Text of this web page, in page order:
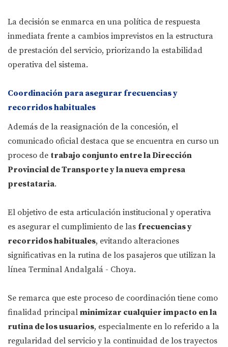
La decisión se enmarca en una política de respuesta
inmediata frente a cambios imprevistos en la estructura
de prestación del servicio, priorizando la estabilidad
operativa del sistema.
Coordinación para asegurar frecuencias y
recorridos habituales
Además de la reasignación de la concesión, el
comunicado oficial destaca que se encuentra en curso un
proceso de trabajo conjunto entre la Dirección
Provincial de Transporte y la nueva empresa
prestataria.
El objetivo de esta articulación institucional y operativa
es asegurar el cumplimiento de las frecuencias y
recorridos habituales, evitando alteraciones
significativas en la rutina de los pasajeros que utilizan la
línea Terminal Andalgalá - Choya.
Se remarca que este proceso de coordinación tiene como
finalidad principal minimizar cualquier impacto en la
rutina de los usuarios, especialmente en lo referido a la
regularidad del servicio y la continuidad de los trayectos